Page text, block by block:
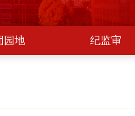
园地 纪监审